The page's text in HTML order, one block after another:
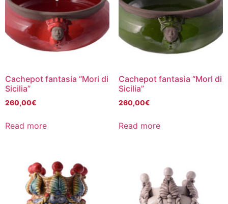
Cachepot fantasia “Mori di
Sicilia”
260,00€
Read more
Cachepot fantasia “MorI di
Sicilia”
260,00€
Read more